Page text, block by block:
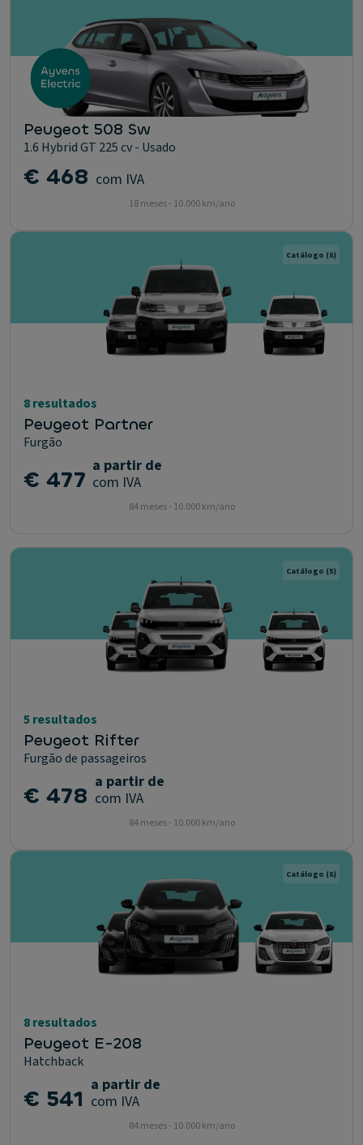
Peugeot 508 Sw
1.6 Hybrid GT 225 cv - Usado
€ 468 com IVA
18 meses - 10.000 km/ano
Catálogo (8)
8 resultados
Peugeot Partner
Furgão
€ 477 a partir de
com IVA
84 meses - 10.000 km/ano
Catálogo (5)
5 resultados
Peugeot Rifter
Furgão de passageiros
€ 478 a partir de
com IVA
84 meses - 10.000 km/ano
Catálogo (8)
8 resultados
Peugeot E-208
Hatchback
€ 541 a partir de
com IVA
84 meses - 10.000 km/ano